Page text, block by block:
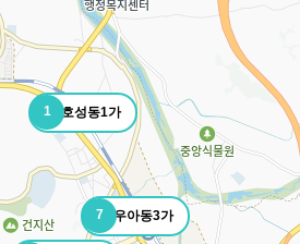
7 우아동3가
1 호성동1가